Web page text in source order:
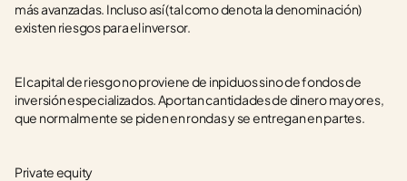
más avanzadas. Incluso así (tal como denota la denominación)
existen riesgos para el inversor.
El capital de riesgo no proviene de inpiduos sino de fondos de
inversión especializados. Aportan cantidades de dinero mayores,
que normalmente se piden en rondas y se entregan en partes.
Private equity